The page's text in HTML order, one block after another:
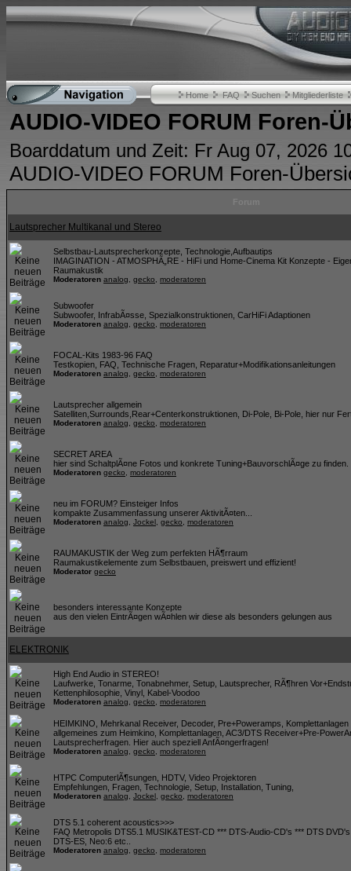
Home FAQ Suchen Mitgliederliste
AUDIO-VIDEO FORUM Foren-
Boarddatum und Zeit: Fr Aug 07, 2026
AUDIO-VIDEO FORUM Foren-
Lautsprecher Multikanal und Stereo
Selbstbau-Lautsprecherkonzepte, Technologie,Aufbautips
IMAGINATION - ATMOSPHÃ„RE - HiFi und Home-Cinema Kit Konzepte -
Raumakustik
Moderatoren analog gecko moderatoren
Subwoofer
Subwoofer, InfrabÃ¤sse, Spezialkonstruktionen, CarHiFi Adaptionen
Moderatoren analog gecko moderatoren
FOCAL-Kits 1983-96 FAQ
Testkopien, FAQ, Technische Fragen, Reparatur+Modifikationsanleitungen
Moderatoren analog gecko moderatoren
Lautsprecher allgemein
Satelliten,Surrounds,Rear+Centerkonstruktionen, Di-Pole, Bi-Pole, hier nur
Moderatoren analog gecko moderatoren
SECRET AREA
hier sind SchaltplÃ¤ne Fotos und konkrete Tuning+BauvorschlÃ¤ge zu
Moderatoren gecko moderatoren
neu im FORUM? Einsteiger Infos
kompakte Zusammenfassung unserer AktivitÃ¤ten...
Moderatoren analog Jockel gecko moderatoren
RAUMAKUSTIK der Weg zum perfekten HÃ¶rraum
Raumakustikelemente zum Selbstbauen, preiswert und effizient!
Moderator gecko
besonders interessante Konzepte
aus den vielen EintrÃ¤gen wÃ¤hlen wir diese als besonders gelungen aus
ELEKTRONIK
High End Audio in STEREO!
Laufwerke, Tonarme, Tonabnehmer, Setup, Lautsprecher, RÃ¶hren
Kettenphilosophie, Vinyl, Kabel-Voodoo
Moderatoren analog gecko moderatoren
HEIMKINO, Mehrkanal Receiver, Decoder, Pre+Poweramps, Komplettanlagen
allgemeines zum Heimkino, Komplettanlagen, AC3/DTS Receiver+Pre-
Lautsprecherfragen. Hier auch speziell AnfÃ¤ngerfragen!
Moderatoren analog gecko moderatoren
HTPC ComputerlÃ¶sungen, HDTV, Video Projektoren
Empfehlungen, Fragen, Technologie, Setup, Installation, Tuning,
Moderatoren analog Jockel gecko moderatoren
DTS 5.1 coherent acoustics>>>
FAQ Metropolis DTS5.1 MUSIK&TEST-CD *** DTS-Audio-CD's *** DTS
DTS-ES, Neo:6 etc..
Moderatoren analog gecko moderatoren